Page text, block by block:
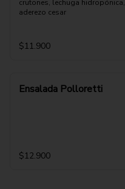
crutones, lechuga hidropónica,
aderezo cesar
$11.900
Ensalada Polloretti
$12.900